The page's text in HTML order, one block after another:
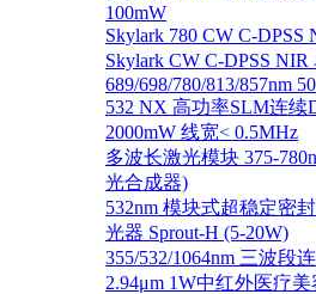
100mW
Skylark 780 CW C-
Skylark CW C-DPSS
689/698/780/813/857nm
532 NX 高功率SLM连续
2000mW 线宽< 0.5MHz
多波长激光模块 375-
光合成器)
532nm 模块式超稳定密
光器 Sprout-H (5-20W)
355/532/1064nm 三波段
2.94μm 1W中红外医疗